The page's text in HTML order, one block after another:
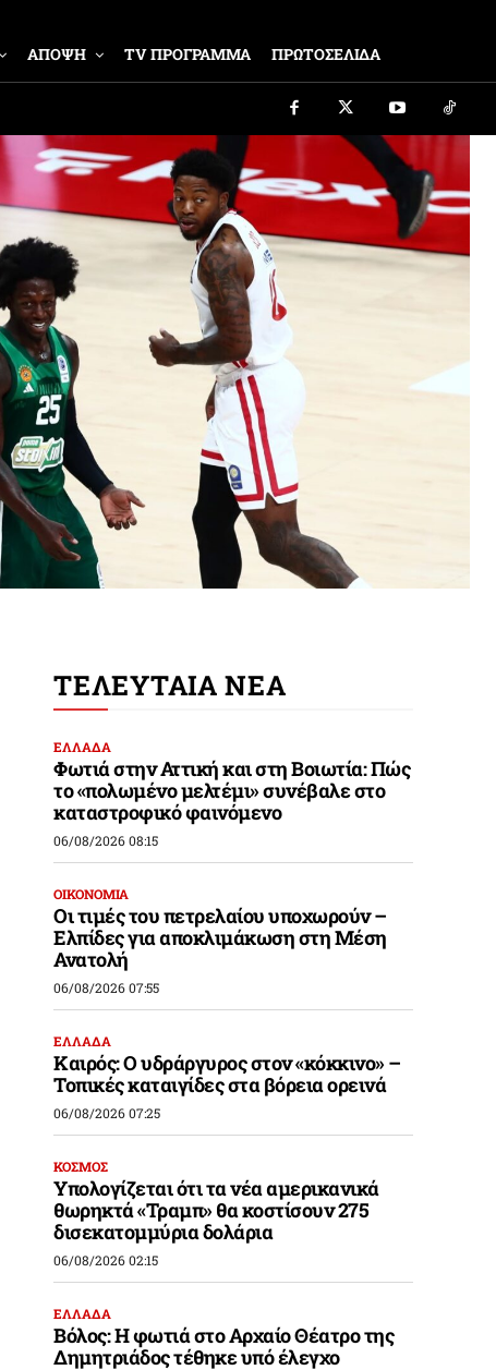
ΑΠΟΨΗ TV ΠΡΟΓΡΑΜΜΑ ΠΡΩΤΟΣΕΛΙΔΑ
ΤΕΛΕΥΤΑΙΑ ΝΕΑ
ΕΛΛΑΔΑ
Φωτιά στην Αττική και στη Βοιωτία: Πώς
το «πολωμένο μελτέμι» συνέβαλε στο
καταστροφικό φαινόμενο
06/08/2026 08:15
ΟΙΚΟΝΟΜΙΑ
Οι τιμές του πετρελαίου υποχωρούν –
Ελπίδες για αποκλιμάκωση στη Μέση
Ανατολή
06/08/2026 07:55
ΕΛΛΑΔΑ
Καιρός: Ο υδράργυρος στον «κόκκινο» –
Τοπικές καταιγίδες στα βόρεια ορεινά
06/08/2026 07:25
ΚΟΣΜΟΣ
Υπολογίζεται ότι τα νέα αμερικανικά
θωρηκτά «Τραμπ» θα κοστίσουν 275
δισεκατομμύρια δολάρια
06/08/2026 02:15
ΕΛΛΑΔΑ
Βόλος: Η φωτιά στο Αρχαίο Θέατρο της
Δημητριάδος τέθηκε υπό έλεγχο